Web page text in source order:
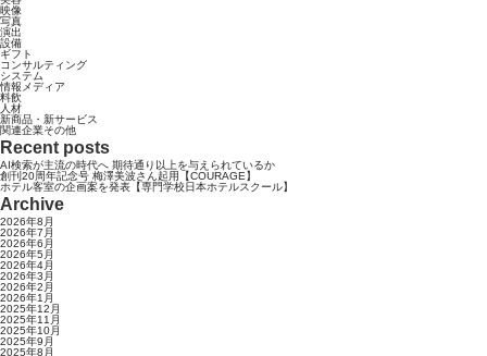
映像
写真
演出
設備
ギフト
コンサルティング
システム
情報メディア
料飲
人材
新商品・新サービス
関連企業その他
Recent posts
AI検索が主流の時代へ 期待通り以上を与えられているか
創刊20周年記念号 梅澤美波さん起用【COURAGE】
ホテル客室の企画案を発表【専門学校日本ホテルスクール】
Archive
2026年8月
2026年7月
2026年6月
2026年5月
2026年4月
2026年3月
2026年2月
2026年1月
2025年12月
2025年11月
2025年10月
2025年9月
2025年8月